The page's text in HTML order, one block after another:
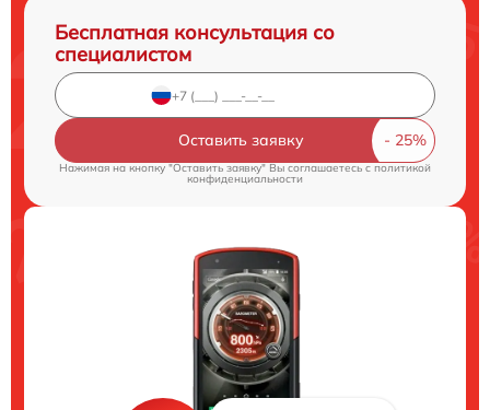
Бесплатная консультация со
специалистом
Оставить заявку
Нажимая на кнопку "Оставить заявку" Вы соглашаетесь c политикой
конфиденциальности